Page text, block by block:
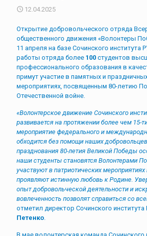
12.04.2025
Открытие добровольческого отряда
общественного движения «Волонтеры
11 апреля на базе Сочинского института
работы отряда более 100 студентов
профессионального образования в
примут участие в памятных и
мероприятиях, посвященным 80-летию
Отечественной войне.
«Волонтерское движение Сочинского
развивается на протяжении более чем 15-
мероприятие федерального и
обходится без помощи наших
празднования 80-летия Великой Победы
наши студенты становятся Волонтерами
участвуют в патриотических
проявляют истинную любовь к Родине.
опыт добровольческой деятельности и
вовлеченность позволят справиться со
отметил директор Сочинского
Петенко.